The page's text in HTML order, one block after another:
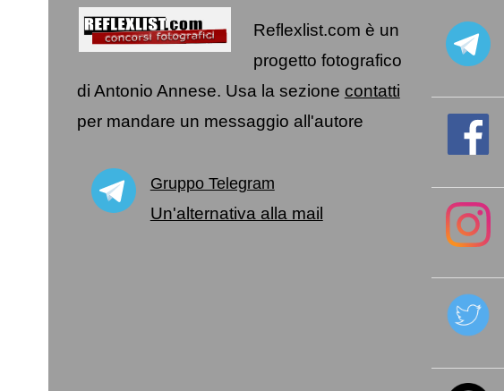
Reflexlist.com è un
progetto fotografico
di Antonio Annese. Usa la sezione contatti
per mandare un messaggio all'autore
Gruppo Telegram
Un'alternativa alla mail